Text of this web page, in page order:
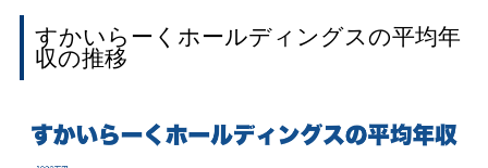
すかいらーくホールディングスの平均年
収の推移